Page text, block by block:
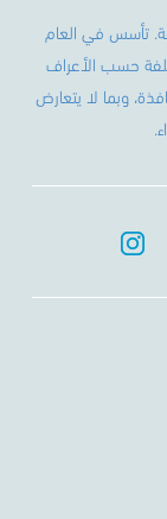
ثقة. تأسس في العام
حسب الأعراف
وبما لا يتعارض